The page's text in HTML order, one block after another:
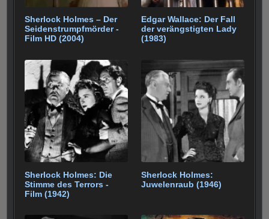
Sherlock Holmes – Der
Seidenstrumpfmörder -
Film HD (2004)
Edgar Wallace: Der Fall
der verängstigten Lady
(1983)
Sherlock Holmes: Die
Stimme des Terrors -
Film (1942)
Sherlock Holmes:
Juwelenraub (1946)